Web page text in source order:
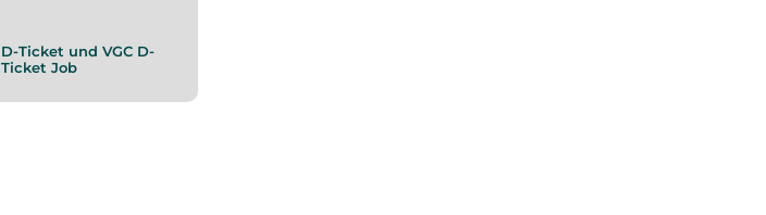
D-Ticket und VGC D-
Ticket Job